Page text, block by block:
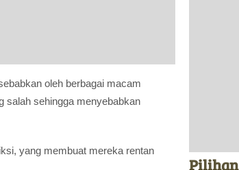
oleh berbagai macam
salah sehingga menyebabkan
yang membuat mereka rentan
Pilihan